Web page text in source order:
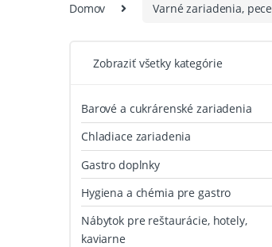
Domov Varné zariadenia, pece
Zobraziť všetky kategórie
Barové a cukrárenské zariadenia
Chladiace zariadenia
Gastro doplnky
Hygiena a chémia pre gastro
Nábytok pre reštaurácie, hotely,
kaviarne